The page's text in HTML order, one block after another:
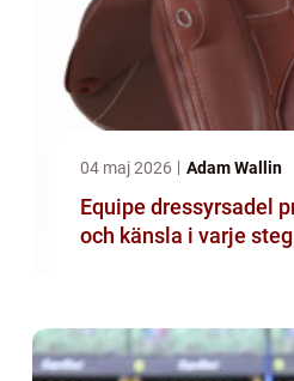
04 maj 2026 Adam Wallin
Equipe dressyrsadel precision, balans
och känsla i varje steg